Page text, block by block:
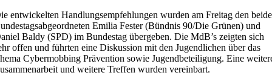
entwickelten Handlungsempfehlungen wurden am Freitag den
Emilia Fester (Bündnis 90/Die Grünen) und
Baldy (SPD) im Bundestag übergeben. Die MdB’s zeigten sich
offen und führten eine Diskussion mit den Jugendlichen über das
Cybermobbing Prävention sowie Jugendbeteiligung. Eine
und weitere Treffen wurden vereinbart.